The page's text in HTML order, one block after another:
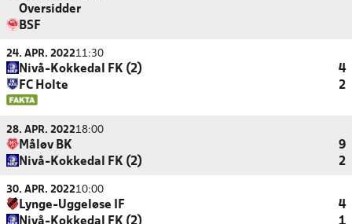
Oversidder
BSF
24. APR. 202211:30
Nivå-Kokkedal FK (2)
4
FC Holte
2
28. APR. 202218:00
Måløv BK
9
Nivå-Kokkedal FK (2)
2
30. APR. 202210:00
Lynge-Uggeløse IF
4
Nivå-Kokkedal FK (2)
1